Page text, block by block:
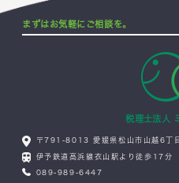
まずはお気軽にご相談を。
税理士法人
〒791-8013 愛媛県松山市山越6丁
伊予鉄道高浜線衣山駅より徒歩17分
089-989-6447